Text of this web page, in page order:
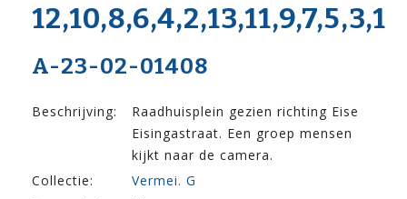
12,10,8,6,4,2,13,11,9,7,5,3,1
A-23-02-01408
Beschrijving:
Raadhuisplein gezien richting Eise
Eisingastraat. Een groep mensen
kijkt naar de camera.
Collectie:
Vermei. G